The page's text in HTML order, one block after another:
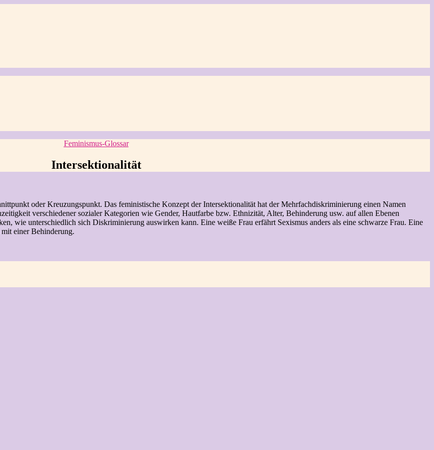
Kategorien
Feminismus-Glossar
Intersektionalität
oder Kreuzungspunkt. Das feministische Konzept der Intersektionalität hat der Mehrfachdiskriminierung einen Namen
verschiedener sozialer Kategorien wie Gender, Hautfarbe bzw. Ethnizität, Alter, Behinderung usw. auf allen Ebenen
wie unterschiedlich sich Diskriminierung auswirken kann. Eine weiße Frau erfährt Sexismus anders als eine schwarze Frau. Eine
einer Behinderung.